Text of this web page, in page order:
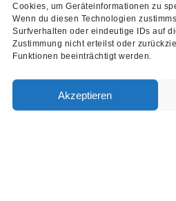
Cookies, um Geräteinformationen zu
Wenn du diesen Technologien
Surfverhalten oder eindeutige IDs auf
Zustimmung nicht erteilst oder
Funktionen beeinträchtigt werden.
Akzeptieren